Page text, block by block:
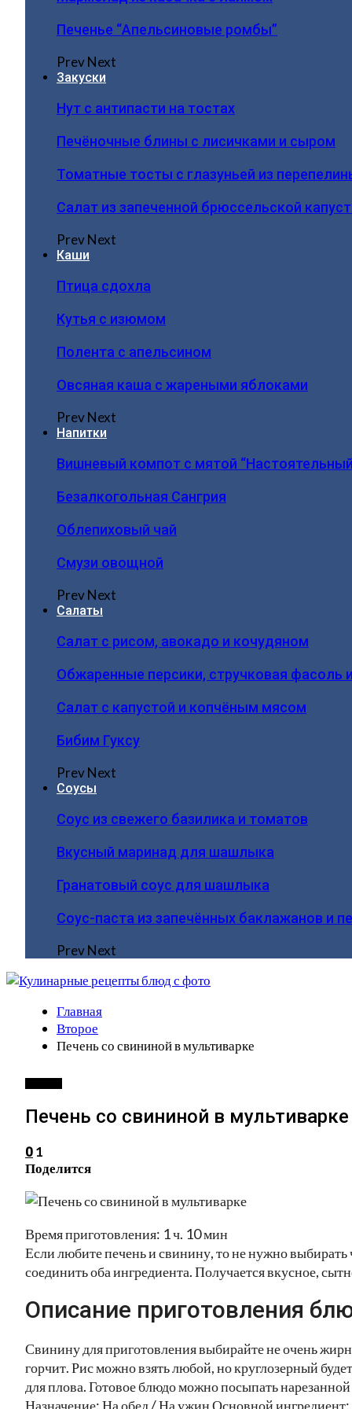
Печенье “Апельсиновые ромбы”
PrevNext
Закуски
Нут с антипасти на тостах
Печёночные блины с лисичками и сыром
Томатные тосты с глазуньей из
Салат из запеченной брюссельской
PrevNext
Каши
Птица сдохла
Кутья с изюмом
Полента с апельсином
Овсяная каша с жареными яблоками
PrevNext
Напитки
Вишневый компот с мятой
Безалкогольная Сангрия
Облепиховый чай
Смузи овощной
PrevNext
Салаты
Салат с рисом, авокадо и кочудяном
Обжаренные персики, стручковая фасоль
Салат с капустой и копчёным мясом
Бибим Гуксу
PrevNext
Соусы
Соус из свежего базилика и томатов
Вкусный маринад для шашлыка
Гранатовый соус для шашлыка
Соус-паста из запечённых баклажанов и
PrevNext
Главная
Второе
Печень со свининой в мультиварке
Печень со свининой в мультиварке
0 1
Поделится
Время приготовления: 1 ч. 10 мин
Если любите печень и свинину, то не нужно выбирать
соединить оба ингредиента. Получается вкусное,
Описание приготовления
Свинину для приготовления выбирайте не очень
горчит. Рис можно взять любой, но круглозерный
для плова. Готовое блюдо можно посыпать
Назначение: На обед / На ужин Основной